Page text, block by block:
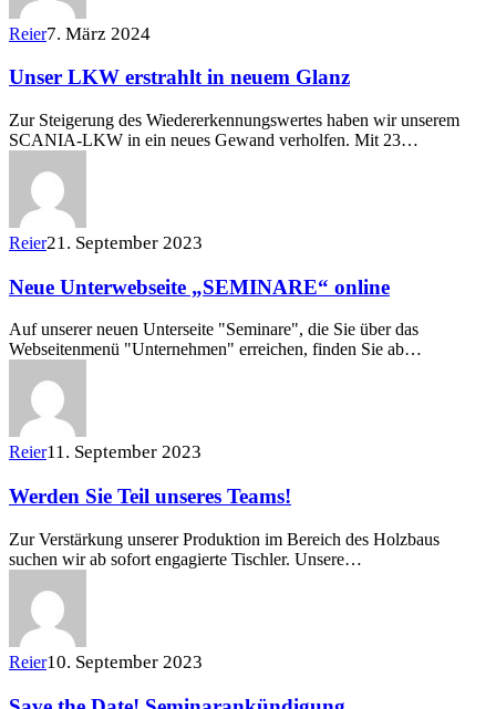
Reier7. März 2024
Unser LKW erstrahlt in neuem Glanz
Zur Steigerung des Wiedererkennungswertes haben wir unserem
SCANIA-LKW in ein neues Gewand verholfen. Mit 23…
Reier21. September 2023
Neue Unterwebseite „SEMINARE“ online
Auf unserer neuen Unterseite "Seminare", die Sie über das
Webseitenmenü "Unternehmen" erreichen, finden Sie ab…
Reier11. September 2023
Werden Sie Teil unseres Teams!
Zur Verstärkung unserer Produktion im Bereich des Holzbaus
suchen wir ab sofort engagierte Tischler. Unsere…
Reier10. September 2023